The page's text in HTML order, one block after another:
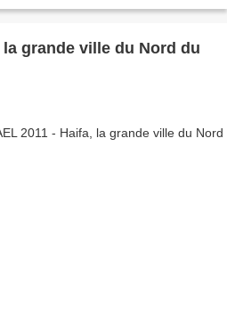
la grande ville du Nord du